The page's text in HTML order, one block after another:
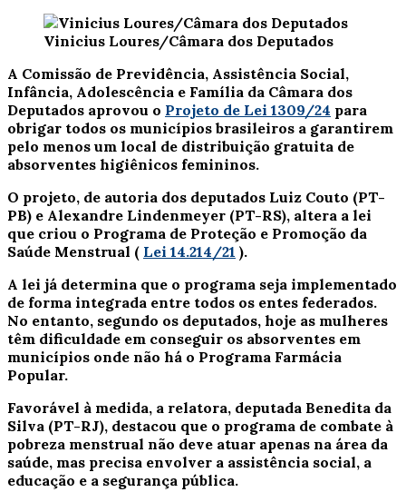
Vinicius Loures/Câmara dos Deputados
A Comissão de Previdência, Assistência Social,
Infância, Adolescência e Família da Câmara dos
Deputados aprovou o Projeto de Lei 1309/24 para
obrigar todos os municípios brasileiros a garantirem
pelo menos um local de distribuição gratuita de
absorventes higiênicos femininos.
O projeto, de autoria dos deputados Luiz Couto (PT-
PB) e Alexandre Lindenmeyer (PT-RS), altera a lei
que criou o Programa de Proteção e Promoção da
Saúde Menstrual ( Lei 14.214/21 ).
A lei já determina que o programa seja implementado
de forma integrada entre todos os entes federados.
No entanto, segundo os deputados, hoje as mulheres
têm dificuldade em conseguir os absorventes em
municípios onde não há o Programa Farmácia
Popular.
Favorável à medida, a relatora, deputada Benedita da
Silva (PT-RJ), destacou que o programa de combate à
pobreza menstrual não deve atuar apenas na área da
saúde, mas precisa envolver a assistência social, a
educação e a segurança pública.